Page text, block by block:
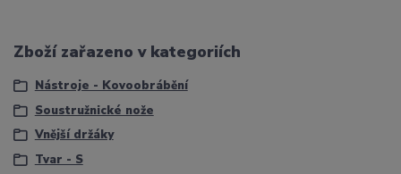
Zboží zařazeno v kategoriích
Nástroje - Kovoobrábění
Soustružnické nože
Vnější držáky
Tvar - S